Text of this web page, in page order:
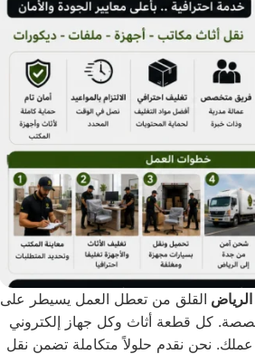
القلق من تعطل العمل يسيطر على
كل قطعة أثاث وكل جهاز إلكتروني
نحن نقدم حلولاً متكاملة تضمن نقل